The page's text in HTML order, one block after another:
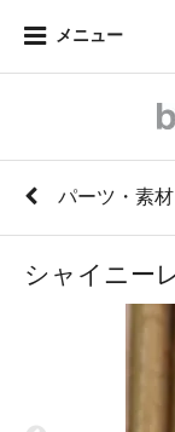
メニュー
パーツ・素材
シャイニー